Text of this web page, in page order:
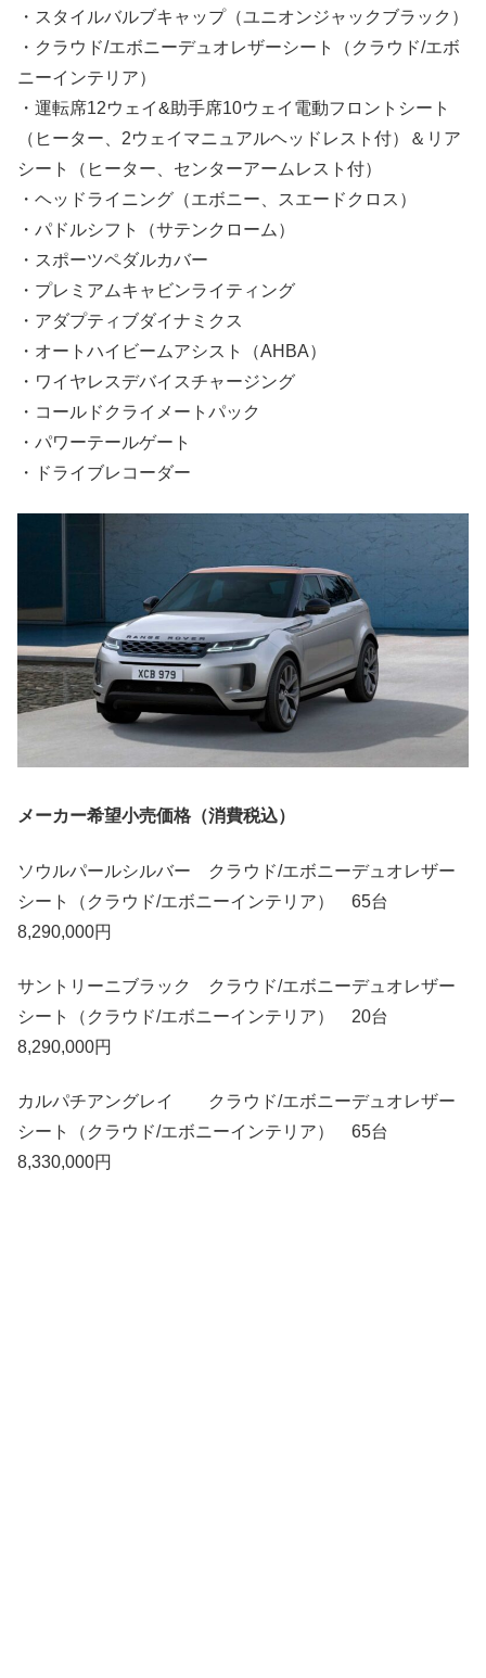
・スタイルバルブキャップ（ユニオンジャックブラック）
・クラウド/エボニーデュオレザーシート（クラウド/エボ
ニーインテリア）
・運転席12ウェイ&助手席10ウェイ電動フロントシート
（ヒーター、2ウェイマニュアルヘッドレスト付）＆リア
シート（ヒーター、センターアームレスト付）
・ヘッドライニング（エボニー、スエードクロス）
・パドルシフト（サテンクローム）
・スポーツペダルカバー
・プレミアムキャビンライティング
・アダプティブダイナミクス
・オートハイビームアシスト（AHBA）
・ワイヤレスデバイスチャージング
・コールドクライメートパック
・パワーテールゲート
・ドライブレコーダー
メーカー希望小売価格（消費税込）
ソウルパールシルバー クラウド/エボニーデュオレザー
シート（クラウド/エボニーインテリア） 65台
8,290,000円
サントリーニブラック クラウド/エボニーデュオレザー
シート（クラウド/エボニーインテリア） 20台
8,290,000円
カルパチアングレイ クラウド/エボニーデュオレザー
シート（クラウド/エボニーインテリア） 65台
8,330,000円